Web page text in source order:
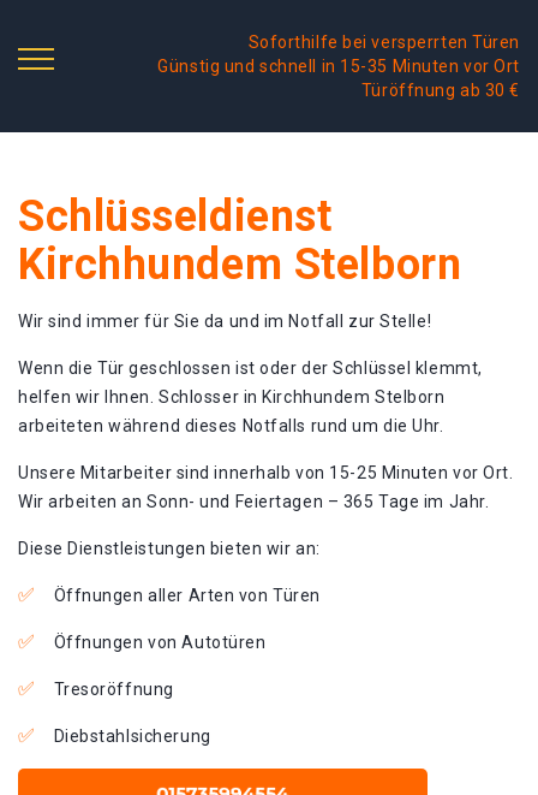
Soforthilfe bei versperrten Türen
Günstig und schnell in 15-35 Minuten vor Ort
Türöffnung ab 30 €
Schlüsseldienst
Kirchhundem Stelborn
Wir sind immer für Sie da und im Notfall zur Stelle!
Wenn die Tür geschlossen ist oder der Schlüssel klemmt,
helfen wir Ihnen. Schlosser in Kirchhundem Stelborn
arbeiteten während dieses Notfalls rund um die Uhr.
Unsere Mitarbeiter sind innerhalb von 15-25 Minuten vor Ort.
Wir arbeiten an Sonn- und Feiertagen – 365 Tage im Jahr.
Diese Dienstleistungen bieten wir an:
Öffnungen aller Arten von Türen
Öffnungen von Autotüren
Tresoröffnung
Diebstahlsicherung